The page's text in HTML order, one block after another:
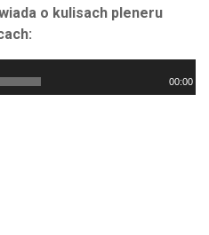
o kulisach pleneru
00:00